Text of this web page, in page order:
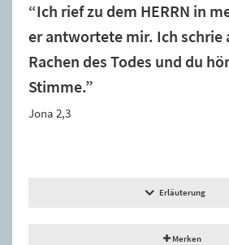
“Ich rief zu dem HERRN in
er antwortete mir. Ich schrie
Rachen des Todes und du
Stimme.”
Jona 2,3
Erläuterung
Merken